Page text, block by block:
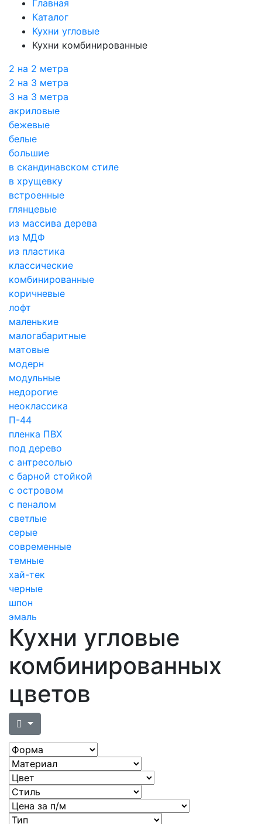
Главная
Каталог
Кухни угловые
Кухни комбинированные
2 на 2 метра
2 на 3 метра
3 на 3 метра
акриловые
бежевые
белые
большие
в скандинавском стиле
в хрущевку
встроенные
глянцевые
из массива дерева
из МДФ
из пластика
классические
комбинированные
коричневые
лофт
маленькие
малогабаритные
матовые
модерн
модульные
недорогие
неоклассика
П-44
пленка ПВХ
под дерево
с антресолью
с барной стойкой
с островом
с пеналом
светлые
серые
современные
темные
хай-тек
черные
шпон
эмаль
Кухни угловые
комбинированных
цветов